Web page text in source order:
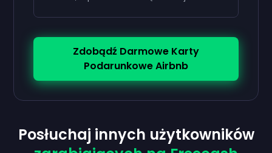
Zdobądź Darmowe Karty
Podarunkowe Airbnb
Posłuchaj innych użytkowników